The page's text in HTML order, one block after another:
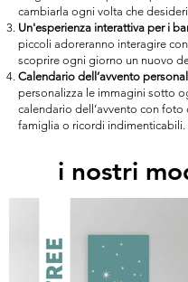
cambiarla ogni volta che
Un'esperienza interattiva per i
piccoli adoreranno interagire
scoprire ogni giorno un nuovo
Calendario dell’avvento
personalizza le immagini sotto
calendario dell’avvento con foto
famiglia o ricordi indimenticabili.
i nostri